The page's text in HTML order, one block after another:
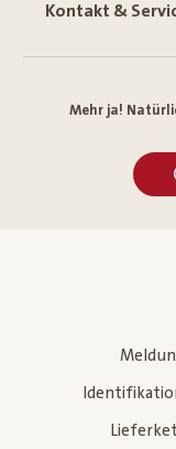
Kontakt &
Mehr ja!